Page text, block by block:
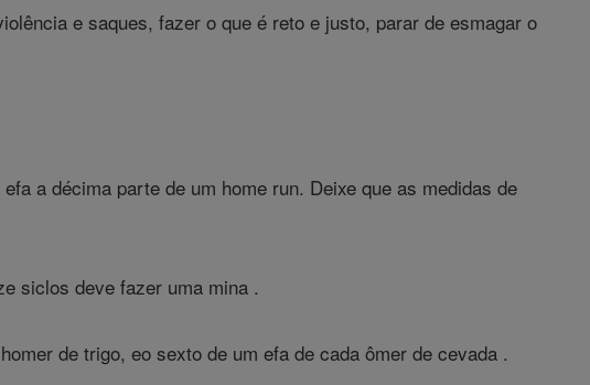
e saques, fazer o que é reto e justo, parar de esmagar o
a décima parte de um home run. Deixe que as medidas de
siclos deve fazer uma mina .
de trigo, eo sexto de um efa de cada ômer de cevada .